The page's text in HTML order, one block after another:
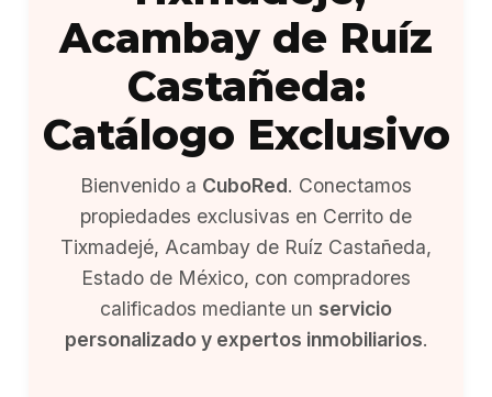
Acambay de Ruíz
Castañeda:
Catálogo Exclusivo
Bienvenido a CuboRed. Conectamos
propiedades exclusivas en Cerrito de
Tixmadejé, Acambay de Ruíz Castañeda,
Estado de México, con compradores
calificados mediante un servicio
personalizado y expertos inmobiliarios.